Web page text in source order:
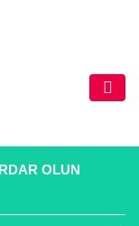
OLUN